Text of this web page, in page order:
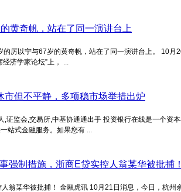
黄奇帆，站在了同一演讲台上
厉以宁与67岁的黄奇帆，站在了同一演讲台上。 10月
济学家论坛”上， ...
但不平静，多项稳市场举措出炉
证监会,交易所,中基协通通出手 投资银行在线是一个资
站式金融服务。如果您有 ...
强制措施，浙商E贷实控人翁某华被批捕！
翁某华被批捕！ 金融虎讯 10月21日消息，今日，杭州